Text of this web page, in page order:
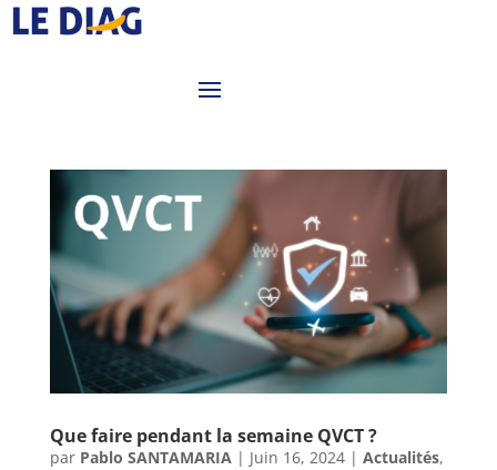
Que faire pendant la semaine QVCT ?
par Pablo SANTAMARIA | Juin 16, 2024| Actualités,